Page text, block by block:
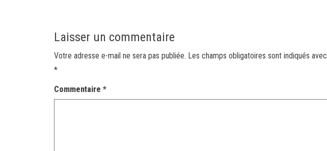
Laisser un commentaire
Votre adresse e-mail ne sera pas publiée. Les champs obligatoires sont indiqués avec
*
Commentaire*